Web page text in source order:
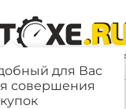
для Вас
совершения